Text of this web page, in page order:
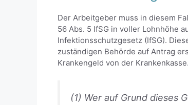
Der Arbeitgeber muss in diesem
56 Abs. 5 IfSG in voller Lohnhöhe
Infektionsschutzgesetz (IfSG).
zuständigen Behörde auf Antrag
Krankengeld von der Krankenkasse.
(1) Wer auf Grund dieses